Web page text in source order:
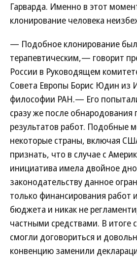
Гарварда. Именно в этот
клонирование человека
— Подобное клонирование
терапевтическим,— говорит
России в Руководящем
Совета Европы Борис Юдин из
философии РАН.— Его
сразу же после обнародования
результатов работ. Подобные
некоторые страны, включая
признать, что в случае с
инициатива имела двойное
законодательству данное
только финансирования работ
бюджета и никак не
частными средствами. В итоге
смогли договориться и
конвенцию заменили